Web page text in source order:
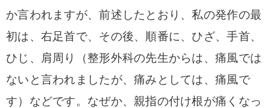
か言われますが、前述したとおり、私の発作の最
初は、右足首で、その後、順番に、ひざ、手首、
ひじ、肩周り（整形外科の先生からは、痛風では
ないと言われましたが、痛みとしては、痛風で
す）などです。なぜか、親指の付け根が痛くなっ